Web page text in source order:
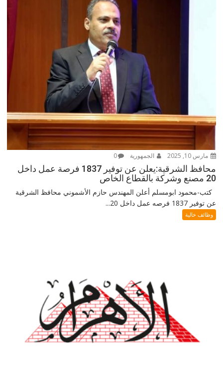
مارس 10, 2025 الجمهورية 0
محافظ الشرقية:يعلن عن توفير 1837 فرصة عمل داخل
20 مصنع وشركة بالقطاع الخاص
كتب-محمود ابومسلم أعلن المهندس حازم الأشموني محافظ الشرقية
عن توفير 1837 فرصه عمل داخل 20...
وظائف خالية